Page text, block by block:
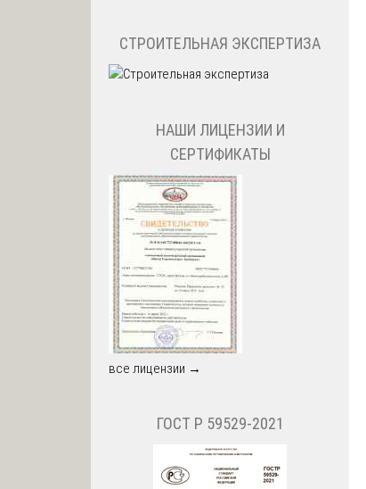
СТРОИТЕЛЬНАЯ ЭКСПЕРТИЗА
НАШИ ЛИЦЕНЗИИ И
СЕРТИФИКАТЫ
все лицензии →
ГОСТ Р 59529-2021